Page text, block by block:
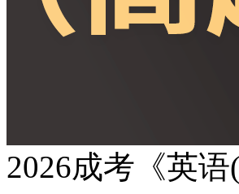
2026成考《英